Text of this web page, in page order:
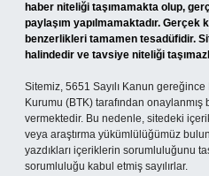
haber niteliği taşımamakta olup,
paylaşım yapılmamaktadır.
benzerlikleri tamamen tesadüfidir.
halindedir ve tavsiye niteliği
Sitemiz, 5651 Sayılı Kanun
Kurumu (BTK) tarafından onaylanmış
vermektedir. Bu nedenle, sitedeki
veya araştırma yükümlülüğümüz
yazdıkları içeriklerin sorumluluğunu
sorumluluğu kabul etmiş sayılırlar.